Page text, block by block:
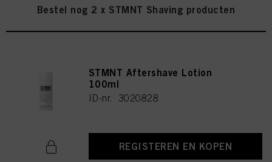
Bestel nog 2 x STMNT Shaving producten
STMNT Aftershave Lotion
100ml
ID-nr. 3020828
REGISTEREN EN KOPEN